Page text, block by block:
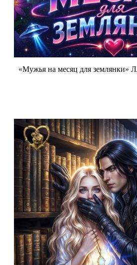
«Мужья на месяц для землянки»